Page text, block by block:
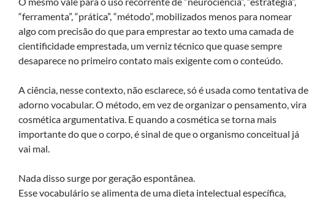
“ferramenta”, “prática”, “método”, mobilizados menos para nomear
algo com precisão do que para emprestar ao texto uma camada de
cientificidade emprestada, um verniz técnico que quase sempre
desaparece no primeiro contato mais exigente com o conteúdo.
A ciência, nesse contexto, não esclarece, só é usada como tentativa de
adorno vocabular. O método, em vez de organizar o pensamento, vira
cosmética argumentativa. E quando a cosmética se torna mais
importante do que o corpo, é sinal de que o organismo conceitual já
vai mal.
Nada disso surge por geração espontânea.
Esse vocabulário se alimenta de uma dieta intelectual específica,